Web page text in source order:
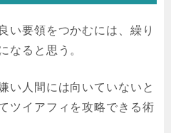
い要領をつかむには、繰り
なると思う。
い人間には向いていないと
ツイアフィを攻略できる術